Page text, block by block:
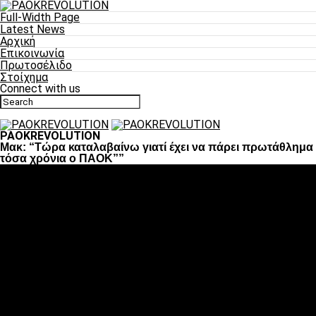
Full-Width Page
Latest News
Αρχική
Επικοινωνία
Πρωτοσέλιδο
Στοίχημα
Connect with us
PAOKREVOLUTION
Μακ: “Tώρα καταλαβαίνω γιατί έχει να πάρει πρωτάθλημα
τόσα χρόνια ο ΠΑΟΚ””